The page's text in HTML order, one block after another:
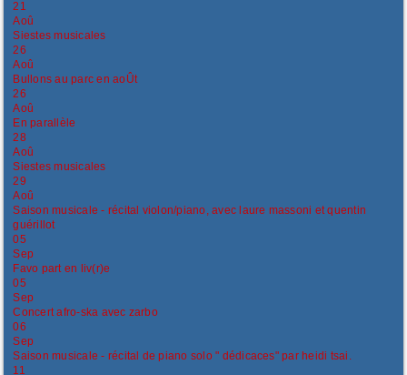
21
Aoû
Siestes musicales
26
Aoû
Bullons au parc en aoÛt
26
Aoû
En parallèle
28
Aoû
Siestes musicales
29
Aoû
Saison musicale - récital violon/piano, avec laure massoni et quentin
guérillot
05
Sep
Favo part en liv(r)e
05
Sep
Concert afro-ska avec zarbo
06
Sep
Saison musicale - récital de piano solo " dédicaces" par heidi tsai.
11